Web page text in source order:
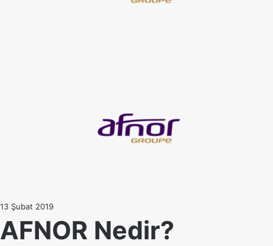
13 Şubat 2019
AFNOR Nedir?